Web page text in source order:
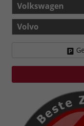
Volkswagen
Volvo